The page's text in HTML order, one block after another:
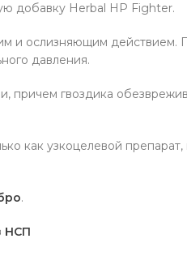
добавку Herbal HP Fighter.
и ослизняющим действием.
давления.
причем гвоздика
как узкоцелевой
.
НСП